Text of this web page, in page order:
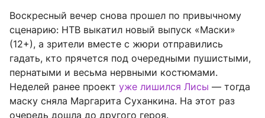
Воскресный вечер снова прошел по привычному
сценарию: НТВ выкатил новый выпуск «Маски»
(12+), а зрители вместе с жюри отправились
гадать, кто прячется под очередными пушистыми,
пернатыми и весьма нервными костюмами.
Неделей ранее проект уже лишился Лисы — тогда
маску сняла Маргарита Суханкина. На этот раз
очередь дошла до другого героя.